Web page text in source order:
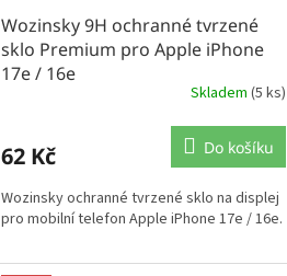
Wozinsky 9H ochranné tvrzené
sklo Premium pro Apple iPhone
17e / 16e
Skladem (5 ks)
62 Kč Do košíku
Wozinsky ochranné tvrzené sklo na displej
pro mobilní telefon Apple iPhone 17e / 16e.